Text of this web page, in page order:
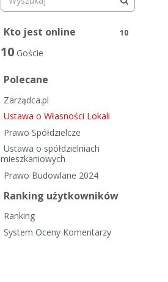
Kto jest online 10
10 Goście
Polecane
Zarządca.pl
Ustawa o Własności Lokali
Prawo Spółdzielcze
Ustawa o spółdzielniach
mieszkaniowych
Prawo Budowlane 2024
Ranking użytkowników
Ranking
System Oceny Komentarzy